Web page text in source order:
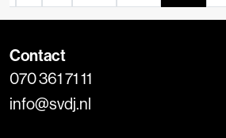
Contact
070 361 71 11
info@svdj.nl